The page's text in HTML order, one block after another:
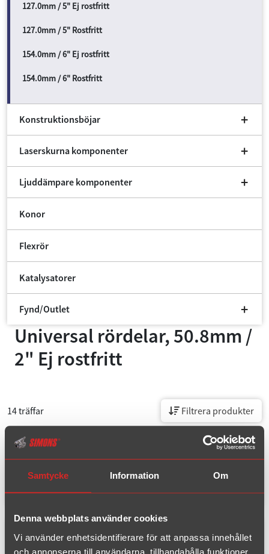
Samtycke Information Om
Denna webbplats använder cookies
Vi använder enhetsidentifierare för att anpassa innehållet
och annonserna till användarna, tillhandahålla funktioner
127.0mm / 5" Ej rostfritt
127.0mm / 5" Rostfritt
154.0mm / 6" Ej rostfritt
154.0mm / 6" Rostfritt
Konstruktionsböjar
Laserskurna komponenter
Ljuddämpare komponenter
Konor
Flexrör
Katalysatorer
Fynd/Outlet
Universal rördelar, 50.8mm /
2" Ej rostfritt
14 träffar Filtrera produkter
Artikelnummer: U015100